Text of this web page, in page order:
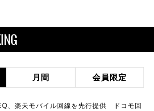
月間 会員限定
、楽天モバイル回線を先行提供 ドコモ回